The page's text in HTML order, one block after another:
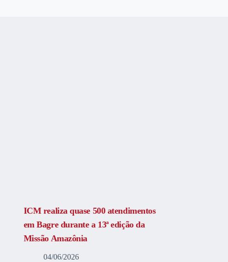
ICM realiza quase 500 atendimentos
em Bagre durante a 13ª edição da
Missão Amazônia
04/06/2026